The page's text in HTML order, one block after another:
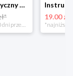
Zestaw artystyczny Clementoni Crazy chic Odjazdowe paznokcie 78771
*najniższa cena z 30 dni przed obniżką
19.00 zł